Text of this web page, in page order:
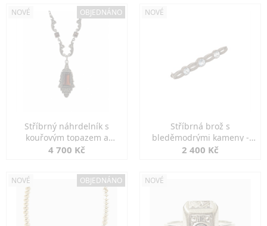
NOVÉ OBJEDNÁNO
Stříbrný náhrdelník s
kouřovým topazem a
markazity
4 700 Kč
NOVÉ
Stříbrná brož s
bleděmodrými kameny -
jemná elegance
2 400 Kč
NOVÉ OBJEDNÁNO NOVÉ